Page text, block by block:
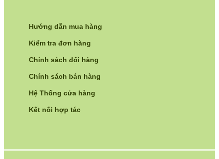
Hướng dẫn mua hàng
Kiểm tra đơn hàng
Chính sách đổi hàng
Chính sách bán hàng
Hệ Thống cửa hàng
Kết nối hợp tác